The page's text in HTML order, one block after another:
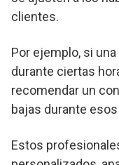
clientes.
Por ejemplo, si
durante ciertas
recomendar un
bajas durante
Estos